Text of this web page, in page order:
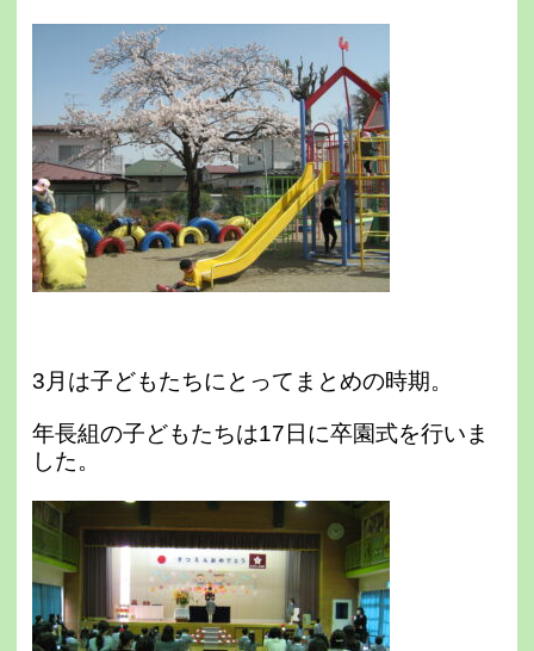
3月は子どもたちにとってまとめの時期。
年長組の子どもたちは17日に卒園式を行いま
した。